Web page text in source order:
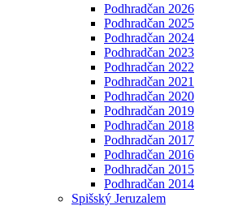
Podhradčan 2026
Podhradčan 2025
Podhradčan 2024
Podhradčan 2023
Podhradčan 2022
Podhradčan 2021
Podhradčan 2020
Podhradčan 2019
Podhradčan 2018
Podhradčan 2017
Podhradčan 2016
Podhradčan 2015
Podhradčan 2014
Spišský Jeruzalem